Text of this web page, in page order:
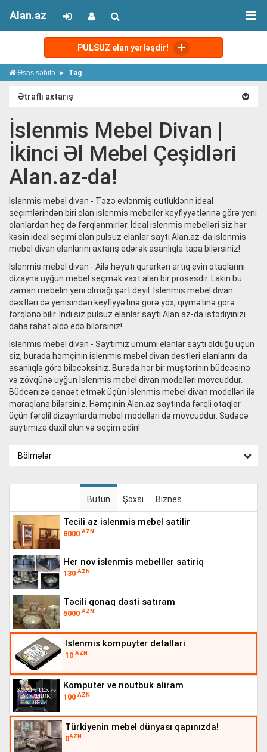
PULSUZ elan yerləşdir!
Alan.az
Əsas səhifə Tag
Ətraflı axtarış
İslenmis Mebel Divan |
İkinci Əl Mebel Çeşidləri
Alan.az-da!
İslenmis mebel divan - Təzə evlənmiş cütlüklərin ideal
seçimlərindən biri olan islenmis mebeller keyfiyyətlərinə görə yeni
olanlardan heç də fərqlənmirlər. İdeal islenmis mebelləri siz hər
kəsin ideal seçimi olan pulsuz elanlar saytı Alan.az-da islenmis
mebel divan elanlarını axtarış edərək asanlıqla tapa bilərsiniz!
İslenmis mebel divan - Ailə həyatı qurarkən artıq evin otaqlarını
dizayna uyğun mebel seçmək vaxt alan bir prosesdir. Lakin bu
zaman mebelin yeni olmağı şərt deyil. İslenmis mebel divan
dəstləri də yenisindən keyfiyyətinə görə yox, qiymətinə görə
fərqlənə bilir. İndi siz pulsuz elanlar saytı Alan.az-da istədiyinizi
daha rahat əldə edə bilərsiniz!
İslenmis mebel divan - Saytımız ümumi elanlar saytı olduğu üçün
siz, burada həmçinin islenmis mebel divan destleri elanlarını da
asanlıqla görə biləcəksiniz. Burada hər bir müştərinin büdcəsinə
və zövqünə uyğun İslenmis mebel divan modelləri mövcuddur.
Büdcənizə qənaət etmək üçün İslenmis mebel divan modelləri ilə
maraqlana bilərsiniz. Həmçinin Alan.az saytında fərqli otaqlar
üçün fərqlil dizaynlarda mebel modelləri də mövcuddur. Sadəcə
saytımıza daxil olun və seçim edin!
Bölmələr
Bütün Şəxsi Biznes
tecili az islenmis mebel satilir
8000 AZN
her nov islenmis mebelller satiriq
130 AZN
təcili qonaq dəsti satıram
5000 AZN
islenmis kompuyter detallari
10 AZN
komputer ve noutbuk aliram
100 AZN
türkiyenin mebel dünyası qapınızda!
0AZN